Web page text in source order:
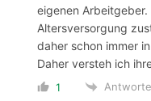
eigenen
Altersversorgung
daher schon immer
Daher versteh ich
1